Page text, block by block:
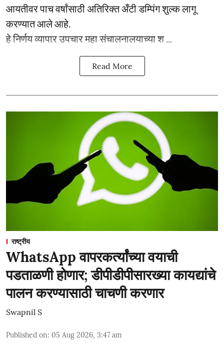
आयतीवर पाच वर्षांसाठी अतिरिक्त अँटी डम्पिंग शुल्क लागू
करण्यात आले आहे.
हे निर्णय व्यापार उपचार महा संचालनालयाच्या श ...
Read More
राष्ट्रीय
WhatsApp वापरकर्त्यांच्या वयाची
पडताळणी होणार; डीपीडीपीसारख्या कायद्यांचे
पालन करण्यासाठी चाचणी करणार
Swapnil S
Published on: 05 Aug 2026, 3:47 am